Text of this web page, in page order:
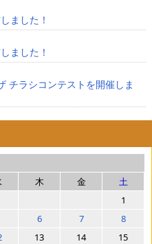
ました！
ました！
チラシコンテストを開催しま
木 金
土
1
6 7
8
13 14
15